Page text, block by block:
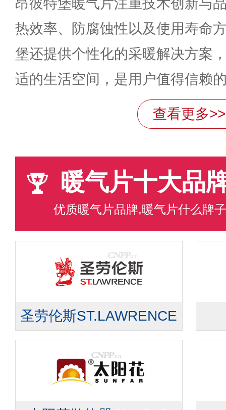
昂彼特堡暖气片注重技术创新与
热效率、防腐蚀性以及使用寿命
堡还提供个性化的采暖解决方案
适的生活空间，是用户值得信赖
查看更多>>
暖气片十大品
优质暖气片品牌,暖气片什么牌
圣劳伦斯ST.LAWRENCE